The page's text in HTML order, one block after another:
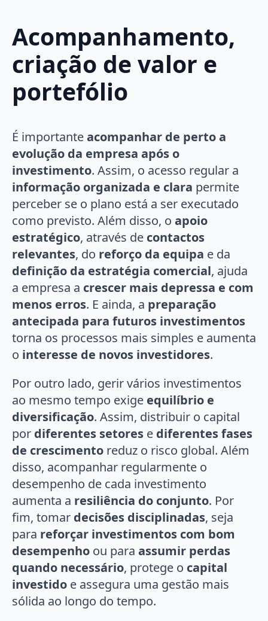
Acompanhamento,
criação de valor e
portefólio
É importanteacompanhar de perto a
evolução da empresa após o
investimento. Assim, o acesso regular a
informação organizada e clara permite
perceber se o plano está a ser executado
como previsto. Além disso, o apoio
estratégico, através de contactos
relevantes, do reforço da equipa e da
definição da estratégia comercial, ajuda
a empresa a crescer mais depressa e com
menos erros. E ainda, a preparação
antecipada para futuros investimentos
torna os processos mais simples e aumenta
o interesse de novos investidores.
Por outro lado, gerir vários investimentos
ao mesmo tempo exige equilíbrio e
diversificação. Assim, distribuir o capital
por diferentes setores e diferentes fases
de crescimento reduz o risco global. Além
disso, acompanhar regularmente o
desempenho de cada investimento
aumenta a resiliência do conjunto. Por
fim, tomar decisões disciplinadas, seja
para reforçar investimentos com bom
desempenho ou para assumir perdas
quando necessário, protege o capital
investido e assegura uma gestão mais
sólida ao longo do tempo.